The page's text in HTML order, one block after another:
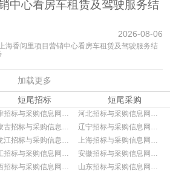
中心看房车租赁及驾驶服务结
2026-08-06
海香阅里项目营销中心看房车租赁及驾驶服务结
加载更多
短尾招标 短尾采购
天津招标与采购信息网招标
河北招标与采购信息网招标
内蒙古招标与采购信息网招标
辽宁招标与采购信息网招标
黑龙江招标与采购信息网招标
上海招标与采购信息网招标
浙江招标与采购信息网招标
安徽招标与采购信息网招标
江西招标与采购信息网招标 山东招标与采购信息网招标